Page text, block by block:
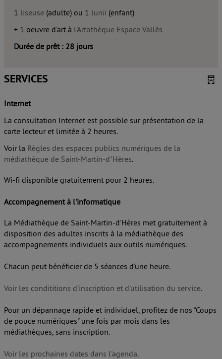
1 liseuse (adulte) ou 1 lunii (enfant)
+ 1 oeuvre d'art à l'Artothèque Espace Vallès
Durée de prêt : 28 jours
SERVICES
Internet
La consultation Internet est possible sur présentation de la
carte lecteur et limitée à 2 heures.
Voir la Règles des espaces publics numériques de la
médiathèque de Saint-Martin-d’Hères.
Wi-fi disponible gratuitement pour 2 heures.
Accompagnement à l'informatique
La Médiathèque de Saint-Martin-d'Hères met gratuitement à
disposition des adultes inscrits à la médiathèque des
accompagnements individuels aux outils numériques.
Chacun peut bénéficier de 5 séances d'une heure.
Voir les condititions d'inscription et d'utilisation du service.
Pour un dépannage rapide et individuel, profitez de nos "Coups
de pouce numériques" une fois par mois dans les
médiathèques, sans inscription.
Voir les prochaines dates dans l'agenda.